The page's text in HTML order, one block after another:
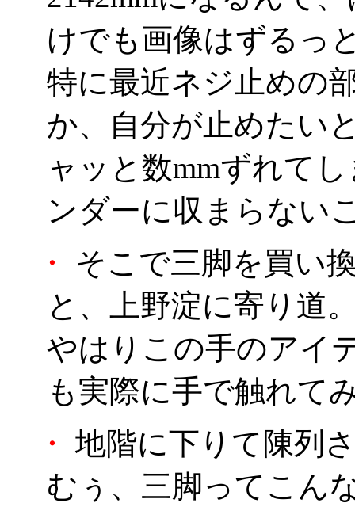
けでも画像はずるっ
特に最近ネジ止めの
か、自分が止めたい
ャッと数mmずれて
ンダーに収まらない
・
そこで三脚を買い
と、上野淀に寄り道
やはりこの手のアイ
も実際に手で触れて
・
地階に下りて陳列
むぅ、三脚ってこん